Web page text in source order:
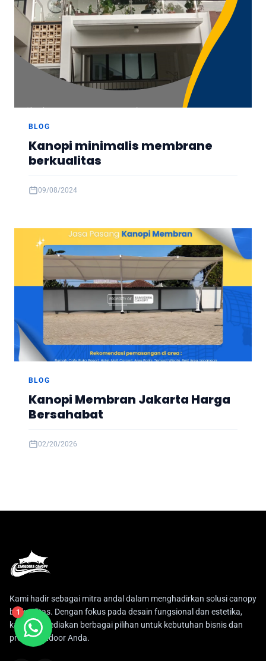
BLOG
Kanopi minimalis membrane
berkualitas
09/08/2024
BLOG
Kanopi Membran Jakarta Harga
Bersahabat
02/20/2026
Kami hadir sebagai mitra andal dalam menghadirkan solusi canopy
berkualitas. Dengan fokus pada desain fungsional dan estetika,
kami menyediakan berbagai pilihan untuk kebutuhan bisnis dan
proyek outdoor Anda.
1